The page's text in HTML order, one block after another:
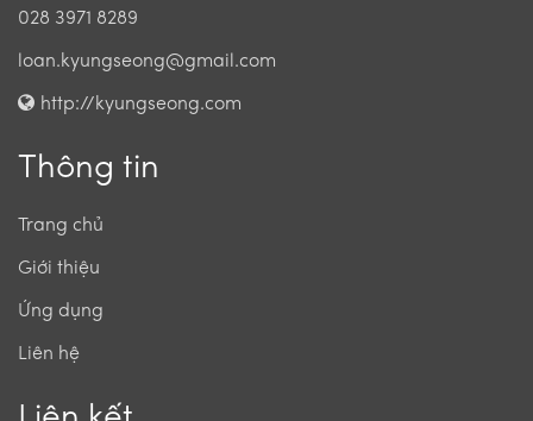
028 3971 8289
loan.kyungseong@gmail.com
http://kyungseong.com
Thông tin
Trang chủ
Giới thiệu
Ứng dụng
Liên hệ